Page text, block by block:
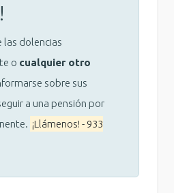
las dolencias
o cualquier otro
sobre sus
a una pensión por
¡Llámenos! - 933